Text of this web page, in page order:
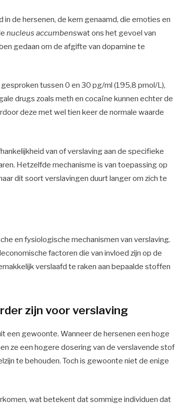
de hersenen, de kern genaamd, die emoties en
nucleus accumbenswat ons het gevoel van
gedaan om de afgifte van dopamine te
gesproken tussen 0 en 30 pg/ml (195,8 pmol/L),
drugs zoals meth en cocaïne kunnen echter de
deze met wel tien keer de normale waarde
van of verslaving aan de specifieke
Hetzelfde mechanisme is van toepassing op
dit soort verslavingen duurt langer om zich te
en fysiologische mechanismen van verslaving.
factoren die van invloed zijn op de
verslaafd te raken aan bepaalde stoffen
zijn voor verslaving
een gewoonte. Wanneer de hersenen een hoge
ze een hogere dosering van de verslavende stof
te behouden. Toch is gewoonte niet de enige
wat betekent dat sommige individuen dat